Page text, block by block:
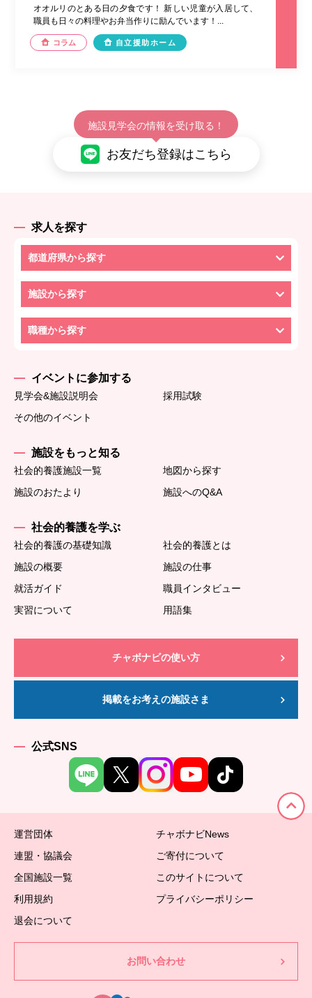
オオルリのとある日の夕食です！ 新しい児童が入居して、
職員も日々の料理やお弁当作りに励んでいます！...
コラム 自立援助ホーム
施設見学会の情報を受け取る！
お友だち登録はこちら
求人を探す
都道府県から探す
施設から探す
職種から探す
イベントに参加する
見学会&施設説明会
採用試験
その他のイベント
施設をもっと知る
社会的養護施設一覧
地図から探す
施設のおたより
施設へのQ&A
社会的養護を学ぶ
社会的養護の基礎知識
社会的養護とは
施設の概要
施設の仕事
就活ガイド
職員インタビュー
実習について
用語集
チャボナビの使い方
掲載をお考えの施設さま
公式SNS
運営団体
チャボナビNews
連盟・協議会
ご寄付について
全国施設一覧
このサイトについて
利用規約
プライバシーポリシー
退会について
お問い合わせ